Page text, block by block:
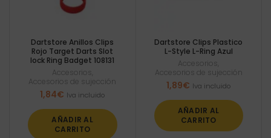
Dartstore Anillos Clips
Rojo Target Darts Slot
lock Ring Badget 108131
Accesorios
Accesorios de sujección
1,84€ Iva incluido
AÑADIR AL
CARRITO
Dartstore Clips Plastico
L-Style L-Ring Azul
Accesorios
Accesorios de sujección
1,89€ Iva incluido
AÑADIR AL
CARRITO